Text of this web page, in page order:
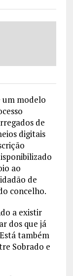
um modelo
de
digitais
ao
de
concelho.
a existir
dos que já
também
Sobrado e